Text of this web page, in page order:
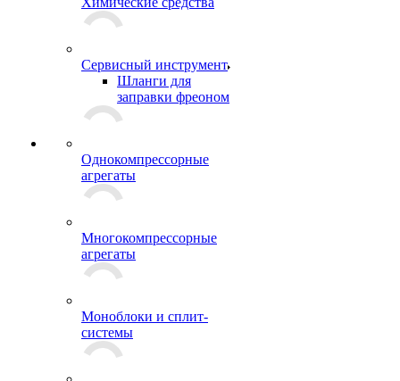
Сервисный инструмент
Шланги для
заправки фреоном
Однокомпрессорные
агрегаты
Многокомпрессорные
агрегаты
Моноблоки и сплит-
системы